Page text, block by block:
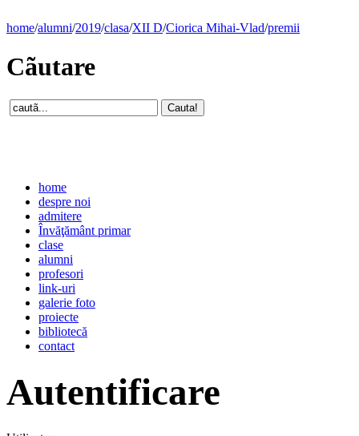
home/alumni/2019/clasa/XII D/Ciorica Mihai-Vlad/premii
Cãutare
home
despre noi
admitere
Învăţământ primar
clase
alumni
profesori
link-uri
galerie foto
proiecte
bibliotecă
contact
Autentificare